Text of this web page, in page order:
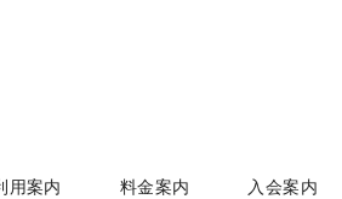
用案内 料金案内 入会案内